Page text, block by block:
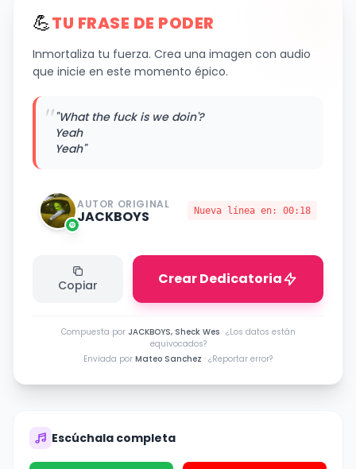
💪TU FRASE DE PODER
Inmortaliza tu fuerza. Crea una imagen con audio
que inicie en este momento épico.
""What the fuck is we doin'?
Yeah
Yeah"
AUTOR ORIGINAL
JACKBOYS Nueva línea en: 00:18
Copiar Crear Dedicatoria
Compuesta por JACKBOYS, Sheck Wes· ¿Los datos están
equivocados?
Enviada por Mateo Sanchez · ¿Reportar error?
Escúchala completa